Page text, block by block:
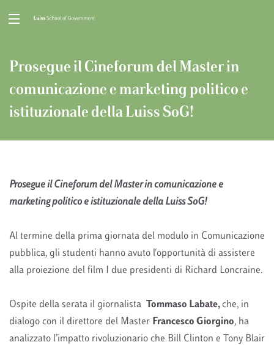
Prosegue il Cineforum del Master in
comunicazione e marketing politico e
istituzionale della Luiss SoG!
Prosegue il Cineforum del Master in comunicazione e
marketing politico e istituzionale della Luiss SoG!
Al termine della prima giornata del modulo in Comunicazione
pubblica, gli studenti hanno avuto l'opportunità di assistere
alla proiezione del film I due presidenti di Richard Loncraine.
Ospite della serata il giornalista Tommaso Labate,che, in
dialogo con il direttore del Master Francesco Giorgino, ha
analizzato l’impatto rivoluzionario che Bill Clinton e Tony Blair